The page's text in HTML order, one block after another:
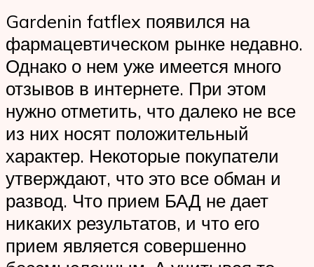
Gardenin fatflex появился на
фармацевтическом рынке недавно.
Однако о нем уже имеется много
отзывов в интернете. При этом
нужно отметить, что далеко не все
из них носят положительный
характер. Некоторые покупатели
утверждают, что это все обман и
развод. Что прием БАД не дает
никаких результатов, и что его
прием является совершенно